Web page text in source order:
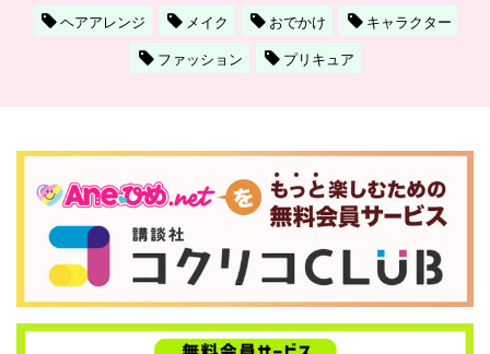
ヘアアレンジ メイク おでかけ
キャラクター
ファッション
プリキュア